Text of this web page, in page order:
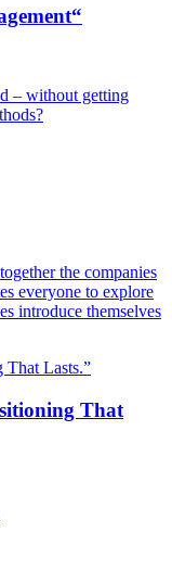
– without getting
the companies
everyone to explore
introduce themselves
That